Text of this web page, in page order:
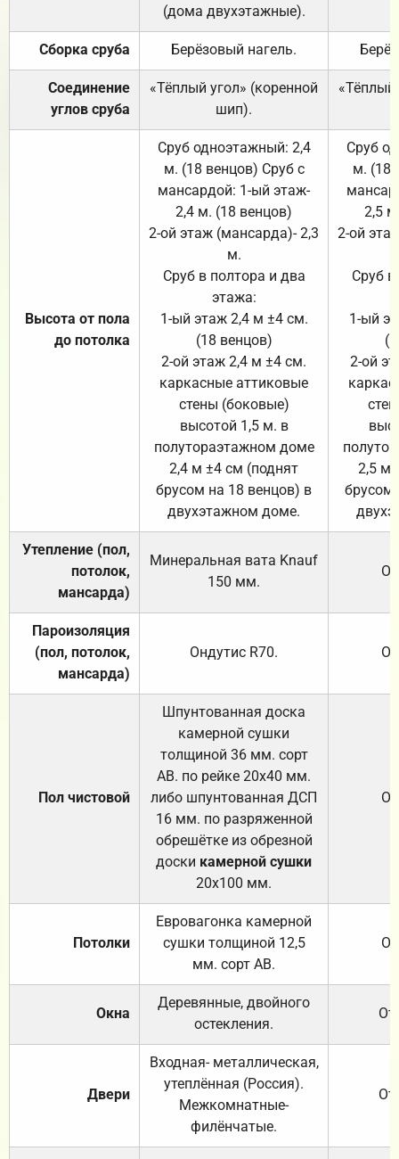
(дома двухэтажные).
Сборка сруба Берёзовый нагель.
Соединение
углов сруба
«Тёплый угол» (коренной
шип).
«Тёплый
Высота от пола
до потолка
Сруб одноэтажный: 2,4
м. (18 венцов) Сруб с
мансардой: 1-ый этаж-
2,4 м. (18 венцов)
2-ой этаж (мансарда)- 2,3
м.
Сруб в полтора и два
этажа:
1-ый этаж 2,4 м ±4 см.
(18 венцов)
2-ой этаж 2,4 м ±4 см.
каркасные аттиковые
стены (боковые)
высотой 1,5 м. в
полутораэтажном доме
2,4 м ±4 см (поднят
брусом на 18 венцов) в
двухэтажном доме.
Сруб
м. (18
2,5
2-ой
Сруб
1-ый
2-ой
2,5 м
брусом
Утепление (пол,
потолок,
мансарда)
Минеральная вата Knauf
150 мм.
Пароизоляция
(пол, потолок,
мансарда)
Ондутис R70.
Пол чистовой
Шпунтованная доска
камерной сушки
толщиной 36 мм. сорт
АВ. по рейке 20х40 мм.
либо шпунтованная ДСП
16 мм. по разряженной
обрешётке из обрезной
доски камерной сушки
20х100 мм.
Потолки
Евровагонка камерной
сушки толщиной 12,5
мм. сорт АВ.
Окна
Деревянные, двойного
остекления.
Двери
Входная- металлическая,
утеплённая (Россия).
Межкомнатные-
филёнчатые.